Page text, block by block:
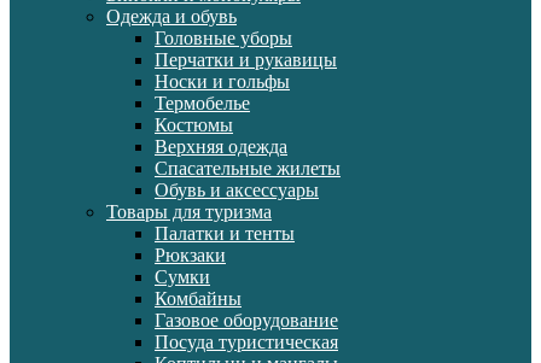
Одежда и обувь
Головные уборы
Перчатки и рукавицы
Носки и гольфы
Термобелье
Костюмы
Верхняя одежда
Спасательные жилеты
Обувь и аксессуары
Товары для туризма
Палатки и тенты
Рюкзаки
Сумки
Комбайны
Газовое оборудование
Посуда туристическая